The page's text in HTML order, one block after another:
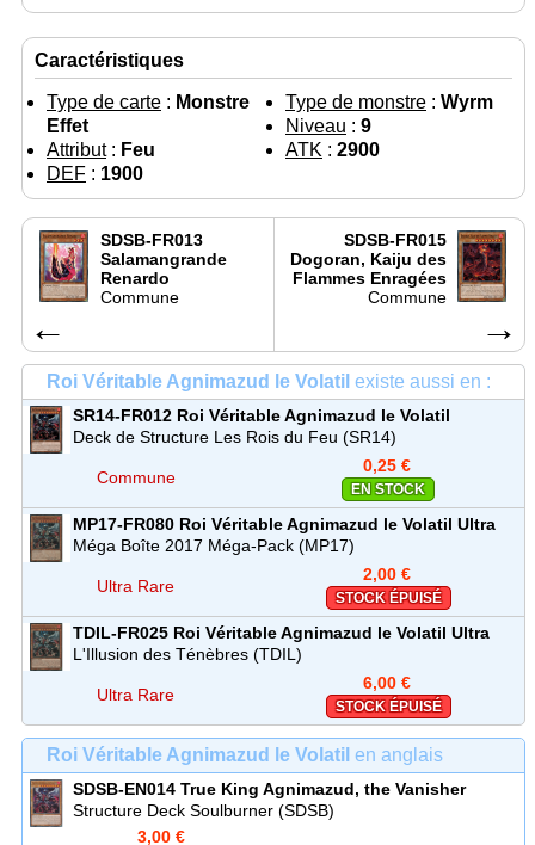
Caractéristiques
Type de carte : Monstre
Effet
Type de monstre : Wyrm
Niveau : 9
Attribut: Feu ATK : 2900
DEF : 1900
SDSB-FR013
Salamangrande
Renardo
Commune
←
SDSB-FR015
Dogoran, Kaiju des
Flammes Enragées
Commune
→
Roi Véritable Agnimazud le Volatil existe aussi en :
SR14-FR012 Roi Véritable Agnimazud le Volatil
Commune
Deck de Structure Les Rois du Feu (SR14)
Commune
0,25 €
EN STOCK
MP17-FR080 Roi Véritable Agnimazud le Volatil Ultra
Rare
Méga Boîte 2017 Méga-Pack (MP17)
Ultra Rare
2,00 €
STOCK ÉPUISÉ
TDIL-FR025 Roi Véritable Agnimazud le Volatil Ultra
Rare
L'Illusion des Ténèbres (TDIL)
Ultra Rare
6,00 €
STOCK ÉPUISÉ
Roi Véritable Agnimazud le Volatil en anglais
SDSB-EN014 True King Agnimazud, the Vanisher
Structure Deck Soulburner (SDSB)
3,00 €